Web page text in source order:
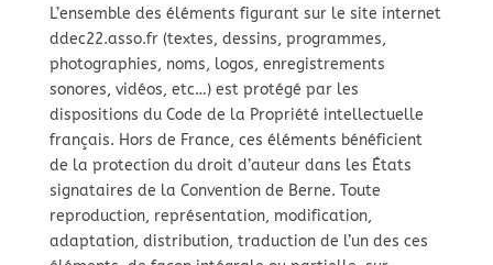
L’ensemble des éléments figurant sur le site internet
ddec22.asso.fr (textes, dessins, programmes,
photographies, noms, logos, enregistrements
sonores, vidéos, etc…) est protégé par les
dispositions du Code de la Propriété intellectuelle
français. Hors de France, ces éléments bénéficient
de la protection du droit d’auteur dans les États
signataires de la Convention de Berne. Toute
reproduction, représentation, modification,
adaptation, distribution, traduction de l’un des ces